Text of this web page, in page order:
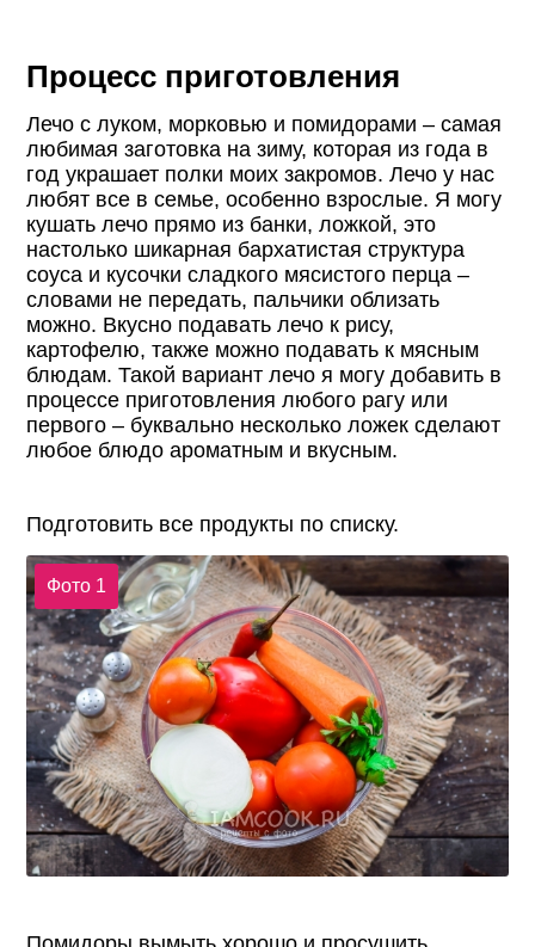
Процесс приготовления
Лечо с луком, морковью и помидорами – самая
любимая заготовка на зиму, которая из года в
год украшает полки моих закромов. Лечо у нас
любят все в семье, особенно взрослые. Я могу
кушать лечо прямо из банки, ложкой, это
настолько шикарная бархатистая структура
соуса и кусочки сладкого мясистого перца –
словами не передать, пальчики облизать
можно. Вкусно подавать лечо к рису,
картофелю, также можно подавать к мясным
блюдам. Такой вариант лечо я могу добавить в
процессе приготовления любого рагу или
первого – буквально несколько ложек сделают
любое блюдо ароматным и вкусным.
Подготовить все продукты по списку.
Фото 1